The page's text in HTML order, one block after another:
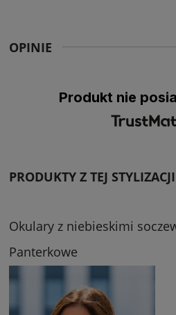
OPINIE
Produkt nie
PRODUKTY Z TEJ STYLIZACJI
Okulary z niebieskimi
Panterkowe